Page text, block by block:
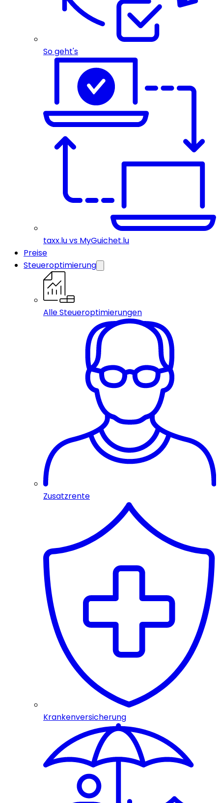
So geht's
taxx.lu vs MyGuichet.lu
Preise
Steueroptimierung
Alle Steueroptimierungen
Zusatzrente
Krankenversicherung